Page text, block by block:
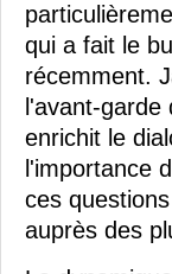
qui a fait le
récemment.
l'avant-
enrichit le
l'importance
ces
auprès des